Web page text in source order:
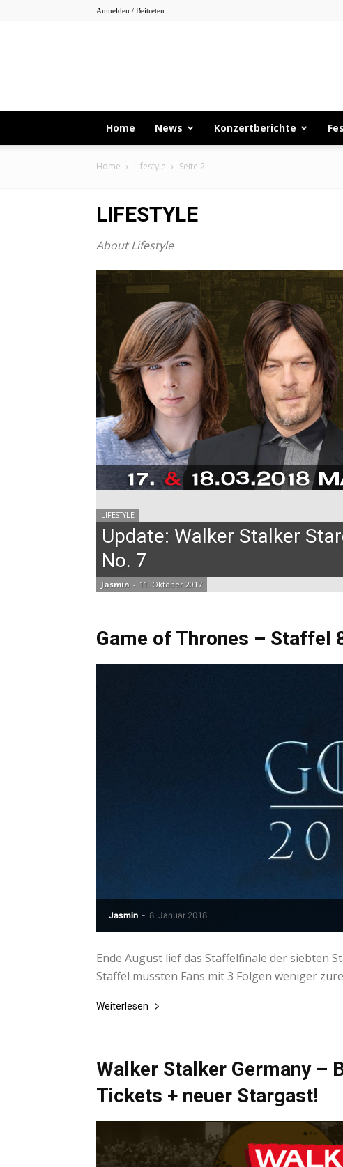
Anmelden / Beitreten
Home News Konzertberichte
Home Lifestyle Seite 2
LIFESTYLE
About Lifestyle
LIFESTYLE
Update: Walker Stalker
No. 7
Jasmin - 11. Oktober 2017
Game of Thrones – Staffel
Jasmin - 8. Januar 2018
Ende August lief das Staffelfinale der siebten
Staffel mussten Fans mit 3 Folgen weniger
Weiterlesen
Walker Stalker Germany –
Tickets + neuer Stargast!